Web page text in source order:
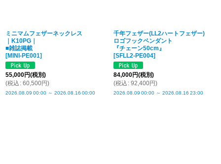
ミニマムフェザーネックレス
｜K10PG｜
■雑誌掲載
[MINI-PE001]
55,000円(税別)
(税込 : 60,500円)
2026.08.09 00:00 ～ 2026.08.16 00:00
千年フェザー(LL2ハートフェザー)
ロゴフックペンダント
『チェーン50cm』
[SFLL2-PE004]
84,000円(税別)
(税込 : 92,400円)
2026.08.09 00:00 ～ 2026.08.16 23:00